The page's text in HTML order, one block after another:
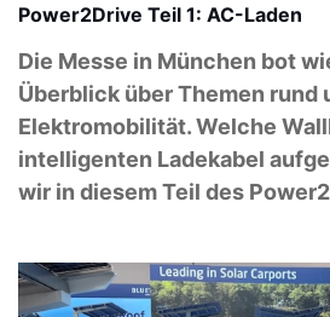
Power2Drive Teil 1: AC-Laden
Die Messe in München bot
Überblick über Themen rund
Elektromobilität. Welche
intelligenten Ladekabel
wir in diesem Teil des